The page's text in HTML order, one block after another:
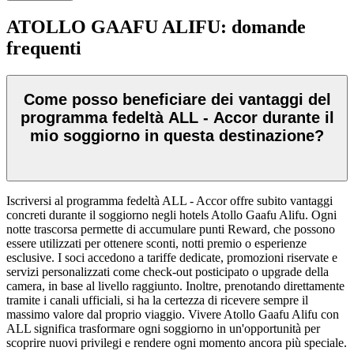
ATOLLO GAAFU ALIFU: domande
frequenti
Come posso beneficiare dei vantaggi del
programma fedeltà ALL - Accor durante il
mio soggiorno in questa destinazione?
Iscriversi al programma fedeltà ALL - Accor offre subito vantaggi
concreti durante il soggiorno negli hotels Atollo Gaafu Alifu. Ogni
notte trascorsa permette di accumulare punti Reward, che possono
essere utilizzati per ottenere sconti, notti premio o esperienze
esclusive. I soci accedono a tariffe dedicate, promozioni riservate e
servizi personalizzati come check-out posticipato o upgrade della
camera, in base al livello raggiunto. Inoltre, prenotando direttamente
tramite i canali ufficiali, si ha la certezza di ricevere sempre il
massimo valore dal proprio viaggio. Vivere Atollo Gaafu Alifu con
ALL significa trasformare ogni soggiorno in un'opportunità per
scoprire nuovi privilegi e rendere ogni momento ancora più speciale.